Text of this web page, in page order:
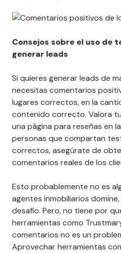
Consejos sobre el uso de
generar leads
Si quieres generar leads de
necesitas comentarios
lugares correctos, en la
contenido correcto. Valora
una página para reseñas en
personas que compartan
correctos, asegúrate de
comentarios reales de los
Esto probablemente no es
agentes inmobiliarios
desafío. Pero, no tiene por
herramientas como
comentarios no es un
Aprovechar herramientas